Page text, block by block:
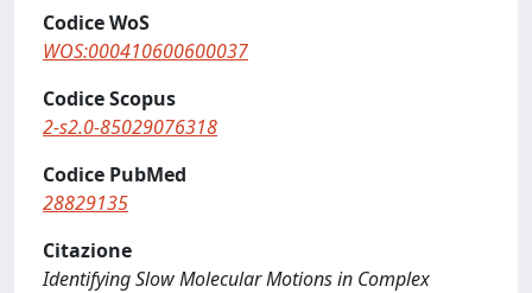
Codice WoS
WOS:000410600600037
Codice Scopus
2-s2.0-85029076318
Codice PubMed
28829135
Citazione
Identifying Slow Molecular Motions in Complex